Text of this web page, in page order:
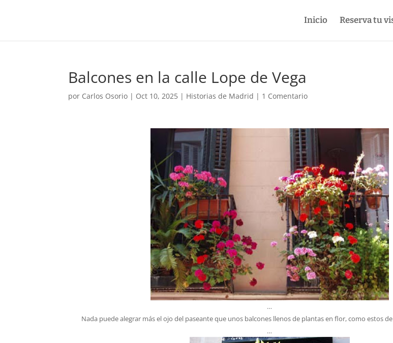
Inicio Reserva tu
Balcones en la calle Lope de Vega
por Carlos Osorio | Oct 10, 2025 | Historias de Madrid | 1 Comentario
…
Nada puede alegrar más el ojo del paseante que unos balcones llenos de plantas en flor, como estos de
…